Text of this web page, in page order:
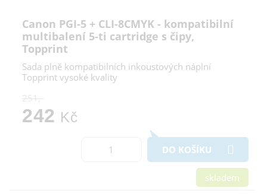
Canon PGI-5 + CLI-8CMYK - kompatibilní
multibalení 5-ti cartridge s čipy,
Topprint
Sada plně kompatibilních inkoustových náplní
Topprint vysoké kvality
251,-
242 Kč
DO KOŠÍKU
skladem